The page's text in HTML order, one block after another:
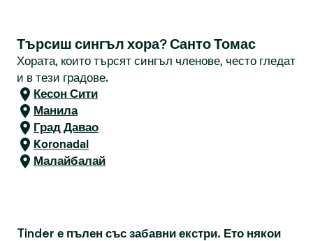
Търсиш сингъл хора? Санто Томас
Хората, които търсят сингъл членове, често гледат
и в тези градове.
Кесон Сити
Манила
Град Давао
Koronadal
Малайбалай
Tinder е пълен със забавни екстри. Ето някои